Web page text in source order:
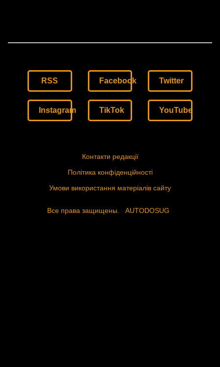
RSS Facebook Twitter
Instagram TikTok YouTube
Контакти редакції
Політика конфіденційності
Умови використання матеріалів сайту
Все права защищены. AUTODOSUG